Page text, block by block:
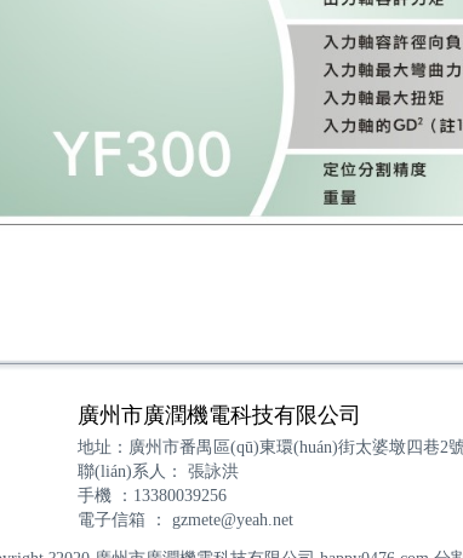
廣州市廣潤機電科技有限公司
地址：廣州市番禺區(qū)東環(huán)街太婆墩四巷2號
聯(lián)系人： 張詠洪
手機 ：13380039256
電子信箱 ： gzmete@yeah.net